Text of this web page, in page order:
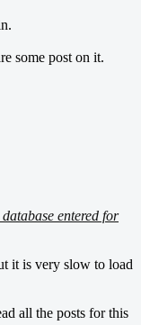
some post on it.
entered for
it is very slow to load
all the posts for this